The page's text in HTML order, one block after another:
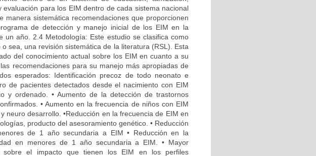
para los EIM dentro de cada sistema nacional
manera sistemática recomendaciones que proporcionen
de detección y manejo inicial de los EIM en la
un año. 2.4 Metodología: Este estudio se clasifica como
sea, una revisión sistemática de la literatura (RSL). Esta
del conocimiento actual sobre los EIM en cuanto a su
recomendaciones para su manejo más apropiadas de
esperados: Identificación precoz de todo neonato e
de pacientes detectados desde el nacimiento con EIM
y ordenado. • Aumento de la detección de trastornos
• Aumento en la frecuencia de niños con EIM
neuro desarrollo. •Reducción en la frecuencia de EIM en
producto del asesoramiento genético. • Reducción
de 1 año secundaria a EIM • Reducción en la
en menores de 1 año secundaria a EIM. • Mayor
sobre el impacto que tienen los EIM en los perfiles